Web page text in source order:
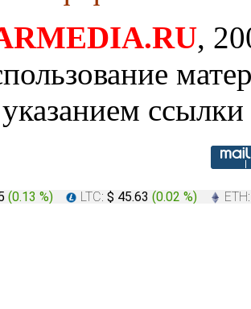
,
указанием
(0.13 %) LTC: $ 45.63 (0.02 %)